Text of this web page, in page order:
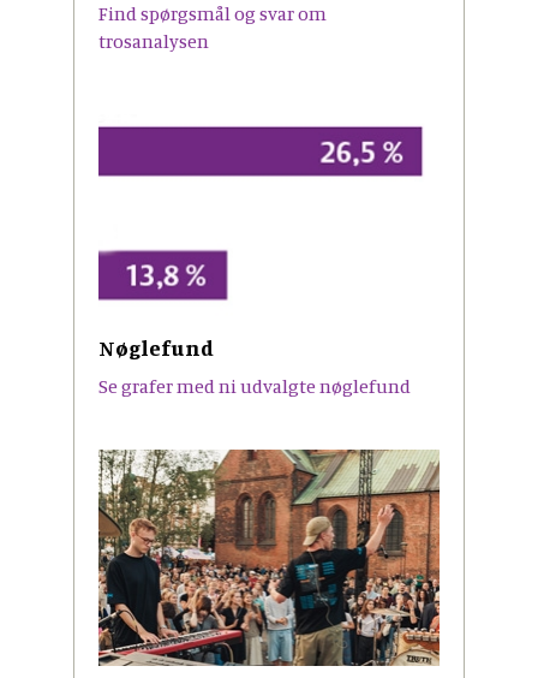
Find spørgsmål og svar om
trosanalysen
Nøglefund
Se grafer med ni udvalgte nøglefund